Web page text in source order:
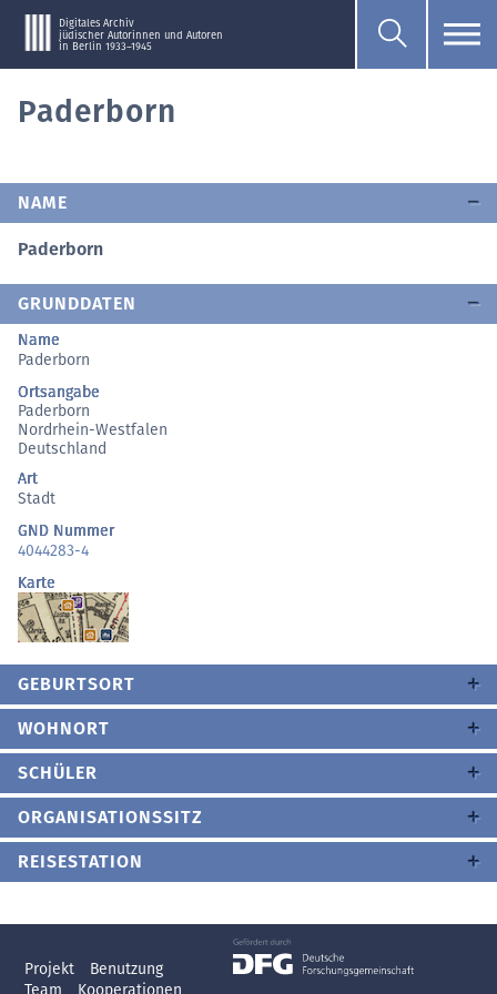
Digitales Archiv
jüdischer Autorinnen und Autoren
in Berlin 1933–1945
Paderborn
NAME
Paderborn
GRUNDDATEN
Name
Paderborn
Ortsangabe
Paderborn
Nordrhein-Westfalen
Deutschland
Art
Stadt
GND Nummer
4044283-4
Karte
GEBURTSORT
WOHNORT
SCHÜLER
ORGANISATIONSSITZ
REISESTATION
Projekt
Benutzung
Team
Kooperationen